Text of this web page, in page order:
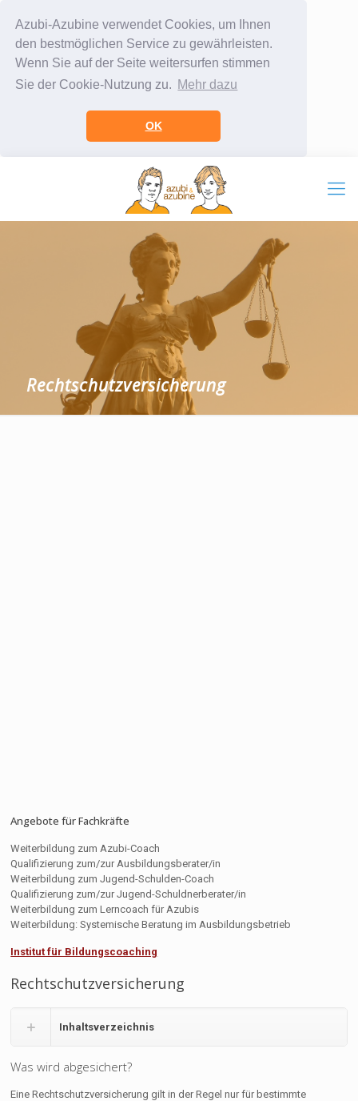
Azubi-Azubine verwendet Cookies, um Ihnen
den bestmöglichen Service zu gewährleisten.
Wenn Sie auf der Seite weitersurfen stimmen
Sie der Cookie-Nutzung zu. Mehr dazu
OK
Rechtschutzversicherung
Angebote für Fachkräfte
Weiterbildung zum Azubi-Coach
Qualifizierung zum/zur Ausbildungsberater/in
Weiterbildung zum Jugend-Schulden-Coach
Qualifizierung zum/zur Jugend-Schuldnerberater/in
Weiterbildung zum Lerncoach für Azubis
Weiterbildung: Systemische Beratung im Ausbildungsbetrieb
Institut für Bildungscoaching
Rechtschutzversicherung
Inhaltsverzeichnis
Was wird abgesichert?
Eine Rechtschutzversicherung gilt in der Regel nur für bestimmte